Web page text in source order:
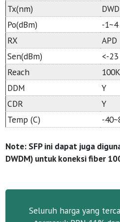
Tx(nm)
Po(dBm)
-1~4
RX
APD
Sen(dBm)
<-23
Reach
DDM
Y
CDR
Y
Temp (C)
-
Note: SFP ini dapat juga
DWDM) untuk koneksi fiber
Seluruh harga yang